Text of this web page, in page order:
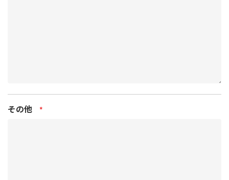
その他 *